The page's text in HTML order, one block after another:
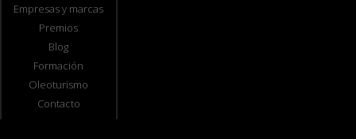
Empresas y marcas
Premios
Blog
Formación
Oleoturismo
Contacto